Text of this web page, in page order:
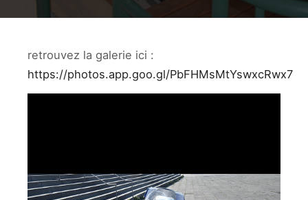
retrouvez la galerie ici :
https://photos.app.goo.gl/PbFHMsMtYswxcRwx7